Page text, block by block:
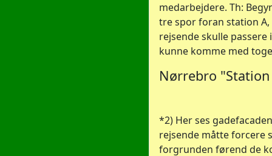
medarbejdere. Th:
tre spor foran station A,
rejsende skulle passere
kunne komme med
Nørrebro "Station
*2) Her ses
rejsende måtte forcere
forgrunden førend de